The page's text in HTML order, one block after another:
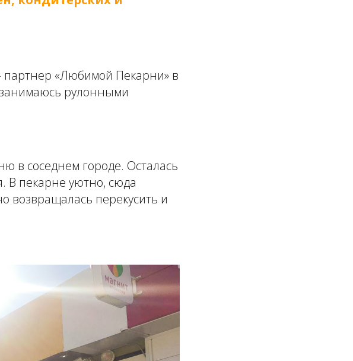
партнер «Любимой Пекарни» в
рулонными
в соседнем городе. Осталась
В пекарне уютно, сюда
возвращалась перекусить и